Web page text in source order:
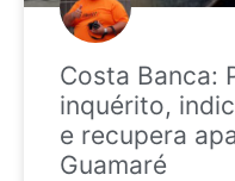
Costa Banca:
inquérito,
e recupera
Guamaré